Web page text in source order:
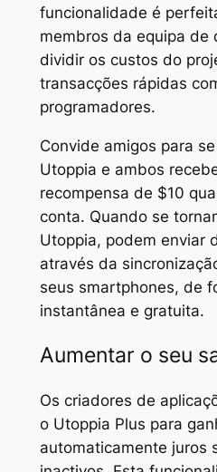
funcionalidade é
membros da equipa de
dividir os custos do
transacções rápidas
programadores.
Convide amigos para
Utoppia e ambos
recompensa de $10
conta. Quando se
Utoppia, podem enviar
através da
seus smartphones, de
instantânea e gratuita.
Aumentar o seu
Os criadores de
o Utoppia Plus para
automaticamente juros